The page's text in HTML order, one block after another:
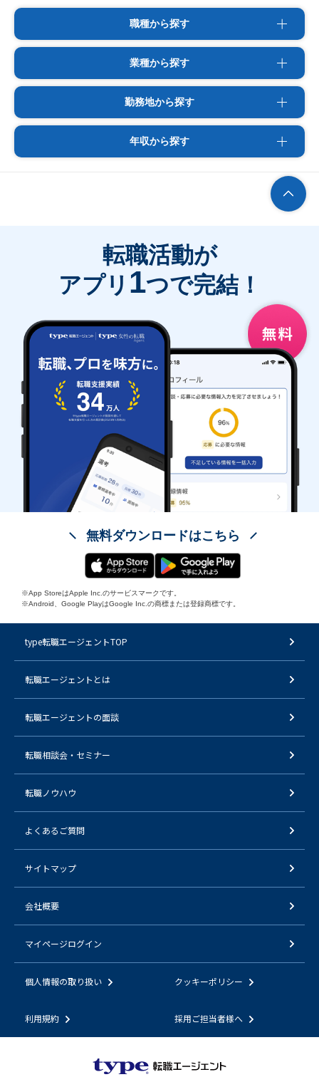
職種から探す
業種から探す
勤務地から探す
年収から探す
転職活動が
アプリ 1つで完結！
無料ダウンロードはこちら
※App StoreはApple Inc.のサービスマークです。
※Android、Google PlayはGoogle Inc.の商標または登録商標です。
type転職エージェントTOP
転職エージェントとは
転職エージェントの面談
転職相談会・セミナー
転職ノウハウ
よくあるご質問
サイトマップ
会社概要
マイページログイン
個人情報の取り扱い クッキーポリシー
利用規約 採用ご担当者様へ